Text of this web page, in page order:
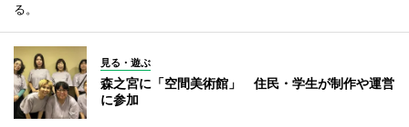
る。
見る・遊ぶ
森之宮に「空間美術館」 住民・学生が制作や運営
に参加